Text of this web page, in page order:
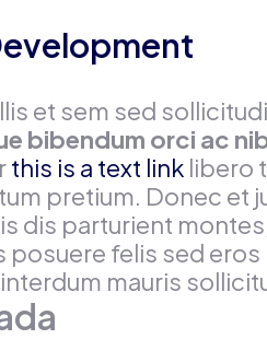
et sem sed
bibendum orci ac
this is a text link libero
pretium. Donec et
dis parturient
felis sed
mauris